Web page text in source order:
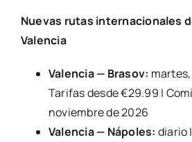
Nue­vas rutas inter­na­cio­na­les
Valen­cia
Valen­cia — Bra­sov:
Tari­fas des­de €29.99 |
noviem­bre de 2026
Valen­cia — Nápo­les: dia­rio